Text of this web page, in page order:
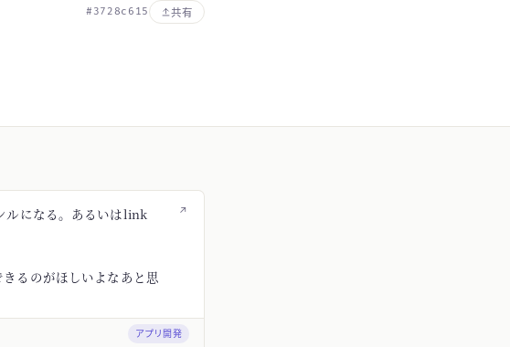
#3728c615 共有
↗
ルになる。あるいはlink
るのがほしいよなあと思
アプリ開発